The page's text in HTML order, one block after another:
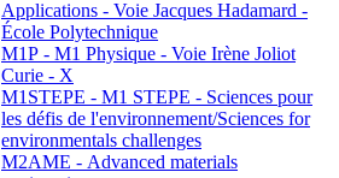
Applications - Voie Jacques Hadamard -
École Polytechnique
M1P - M1 Physique - Voie Irène Joliot
Curie - X
M1STEPE - M1 STEPE - Sciences pour
les défis de l'environnement/Sciences for
environmentals challenges
M2AME - Advanced materials